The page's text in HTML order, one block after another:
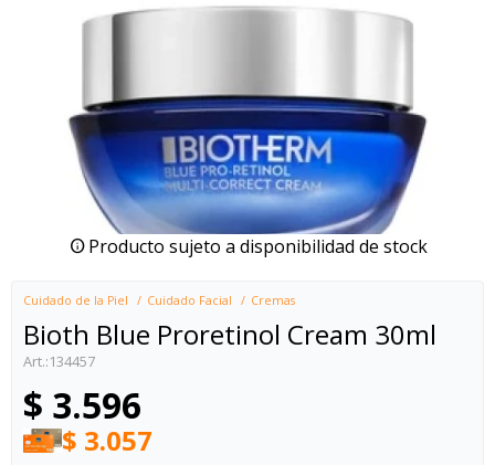
Producto sujeto a disponibilidad de stock
Cuidado de la Piel Cuidado Facial Cremas
Bioth Blue Proretinol Cream 30ml
134457
$ 3.596
$ 3.057